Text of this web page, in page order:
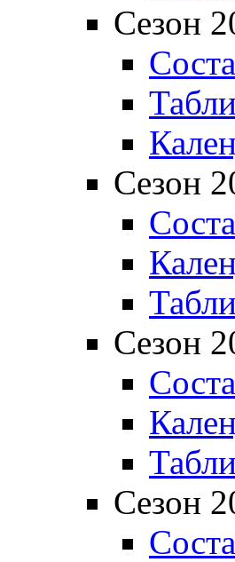
Сезон
Сезон
Сезон
Сезон